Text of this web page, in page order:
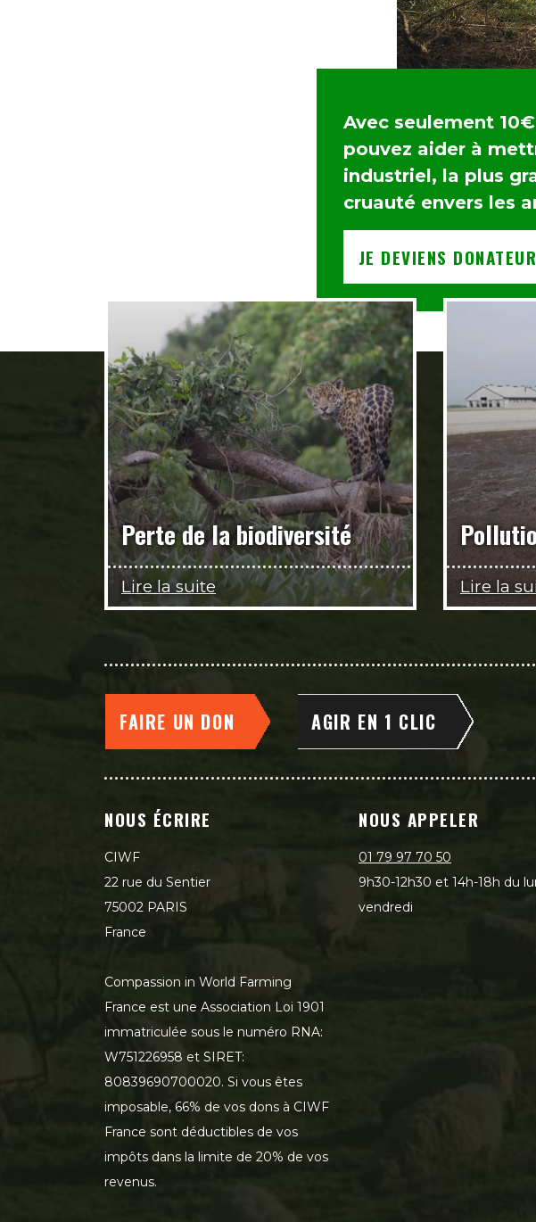
Avec seulement
pouvez aider à
industriel, la plus
cruauté envers les
JE DEVIENS
Perte de la biodiversité
Lire la suite Lire la
FAIRE UN DON AGIR EN 1 CLIC
NOUS ÉCRIRE
CIWF
22 rue du Sentier
75002 PARIS
France
Compassion in World Farming
France est une Association Loi 1901
immatriculée sous le numéro RNA:
W751226958 et SIRET:
80839690700020. Si vous êtes
imposable, 66% de vos dons à CIWF
France sont déductibles de vos
impôts dans la limite de 20% de vos
revenus.
NOUS APPELER
01 79 97 70 50
9h30-12h30 et 14h-18h du
vendredi